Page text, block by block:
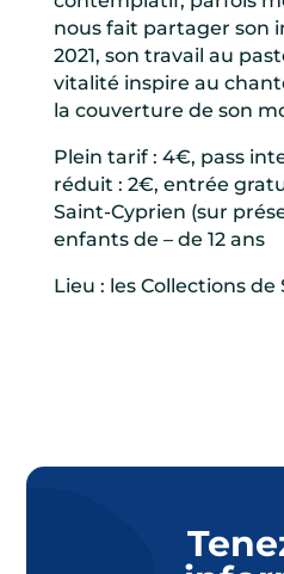
nous fait partager son
2021, son travail au
vitalité inspire au
la couverture de son
Plein tarif : 4€, pass
réduit : 2€, entrée
Saint-Cyprien (sur
enfants de – de 12 ans
Lieu : les Collections